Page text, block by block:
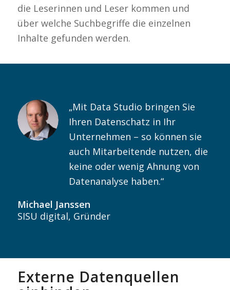
die Leserinnen und Leser kommen und
über welche Suchbegriffe die einzelnen
Inhalte gefunden werden.
„Mit Data Studio bringen Sie
Ihren Datenschatz in Ihr
Unternehmen – so können sie
auch Mitarbeitende nutzen, die
keine oder wenig Ahnung von
Datenanalyse haben.“
Michael Janssen
SISU digital, Gründer
Externe Datenquellen